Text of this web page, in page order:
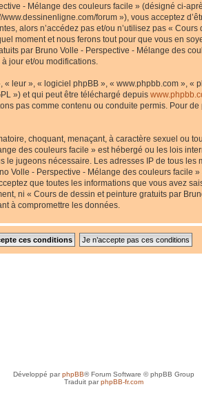
- Mélange des couleurs facile » (désigné ci-
forum »), vous acceptez
alors n’accédez pas et/ou n’utilisez pas «
moment et nous ferons tout pour que vous en
par Bruno Volle - Perspective - Mélange des
jour et/ou modifications.
leur », « logiciel phpBB », « www.phpbb.com », «
») et qui peut être téléchargé depuis
pas comme contenu ou conduite permis. Pour
choquant, menaçant, à caractère sexuel ou
des couleurs facile » est hébergé ou les lois
le jugeons nécessaire. Les adresses IP de tous
Volle - Perspective - Mélange des couleurs facile
que toutes les informations que vous avez
ni « Cours de dessin et peinture gratuits par
à compromettre les données.
Développé parphpBB® Forum Software © phpBB Group
Traduit parphpBB-fr.com